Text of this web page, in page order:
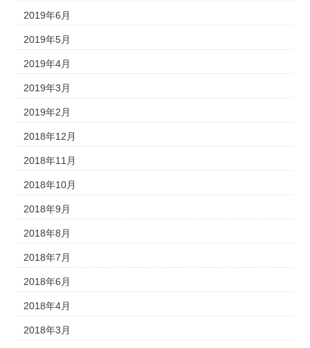
2019年6月
2019年5月
2019年4月
2019年3月
2019年2月
2018年12月
2018年11月
2018年10月
2018年9月
2018年8月
2018年7月
2018年6月
2018年4月
2018年3月